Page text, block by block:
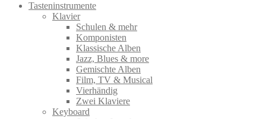
Tasteninstrumente
Klavier
Schulen & mehr
Komponisten
Klassische Alben
Jazz, Blues & more
Gemischte Alben
Film, TV & Musical
Vierhändig
Zwei Klaviere
Keyboard